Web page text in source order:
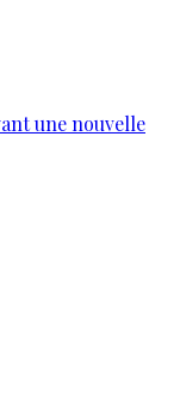
une nouvelle